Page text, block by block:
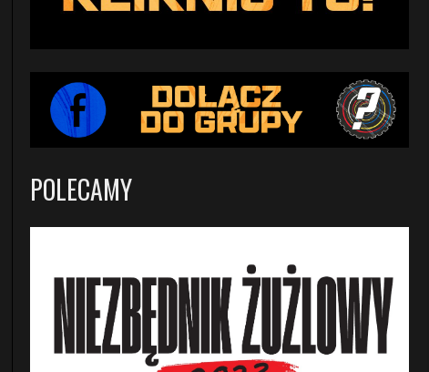
POLECAMY